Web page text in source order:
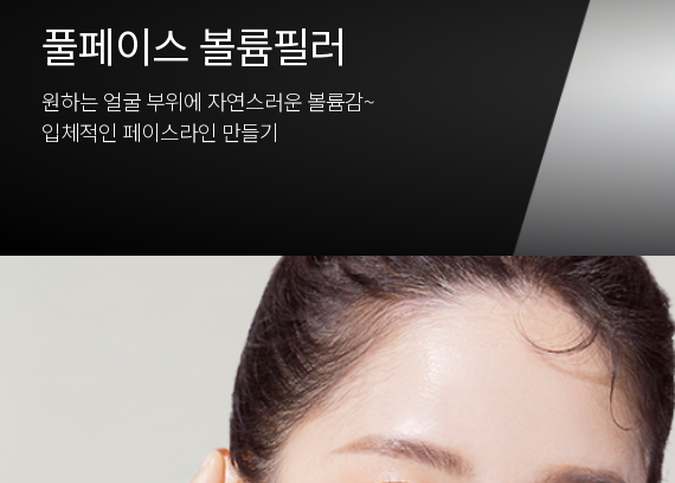
풀페이스 볼륨필러
원하는 얼굴 부위에 자연스러운 볼륨감~
입체적인 페이스라인 만들기